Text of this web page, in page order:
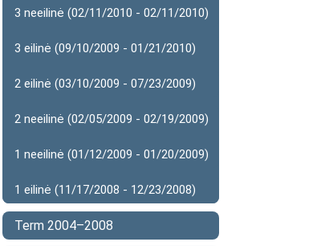
3 neeilinė (02/11/2010 - 02/11/2010)
3 eilinė (09/10/2009 - 01/21/2010)
2 eilinė (03/10/2009 - 07/23/2009)
2 neeilinė (02/05/2009 - 02/19/2009)
1 neeilinė (01/12/2009 - 01/20/2009)
1 eilinė (11/17/2008 - 12/23/2008)
Term 2004–2008